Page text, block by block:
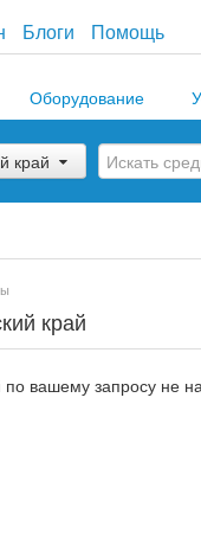
Блоги Помощь
Оборудование
край
край
вашему запросу не